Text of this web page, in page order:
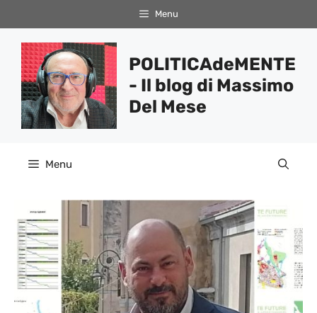
al
contenuto
Menu
POLITICAdeMENTE
- Il blog di Massimo
Del Mese
Menu